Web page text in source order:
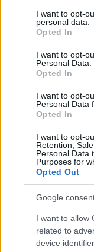
not limited to your
grant or deny
use your data for
consent section.
I want to opt-
personal data.
Opted In
I want to opt-
Personal Data.
Opted In
I want to opt-
Personal Data
Opted In
I want to opt-
Retention,
Personal Data
Purposes for
Opted Out
Google
I want to allow
related to
device
da
Condividi
F
a
ce
b
T
w
it
te